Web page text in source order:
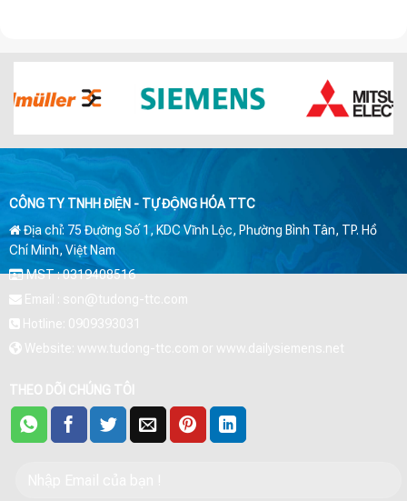
CÔNG TY TNHH ĐIỆN - TỰ ĐỘNG HÓA TTC
Địa chỉ: 75 Đường Số 1, KDC Vĩnh Lộc, Phường Bình Tân, TP. Hồ
Chí Minh, Việt Nam
MST : 0319408516
Email : son@tudong-ttc.com
Hotline: 0909393031
Website: www.tudong-ttc.com or www.dailysiemens.net
THEO DÕI CHÚNG TÔI